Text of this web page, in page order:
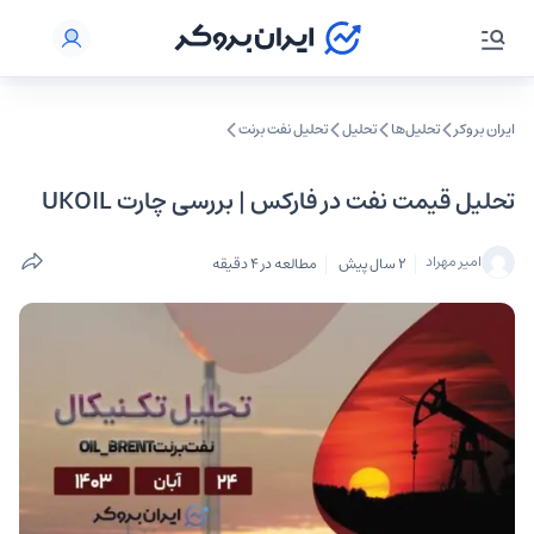
ایران بروکر تحلیل‌ها تحلیل‌ تحلیل نفت برنت
تحلیل قیمت نفت در فارکس | بررسی چارت UKOIL
امیر مهراد 2 سال پیش مطالعه در 4 دقیقه